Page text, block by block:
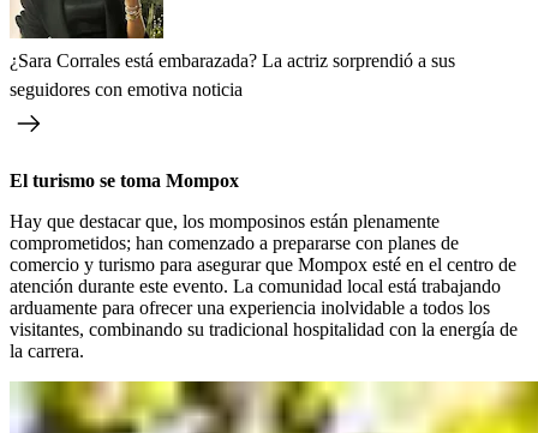
¿Sara Corrales está embarazada? La actriz sorprendió a sus
seguidores con emotiva noticia
El turismo se toma Mompox
Hay que destacar que, los momposinos están plenamente
comprometidos; han comenzado a prepararse con planes de
comercio y turismo para asegurar que Mompox esté en el centro de
atención durante este evento. La comunidad local está trabajando
arduamente para ofrecer una experiencia inolvidable a todos los
visitantes, combinando su tradicional hospitalidad con la energía de
la carrera.